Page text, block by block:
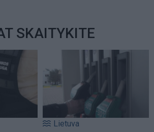
SKAITYKITE
Lietuva